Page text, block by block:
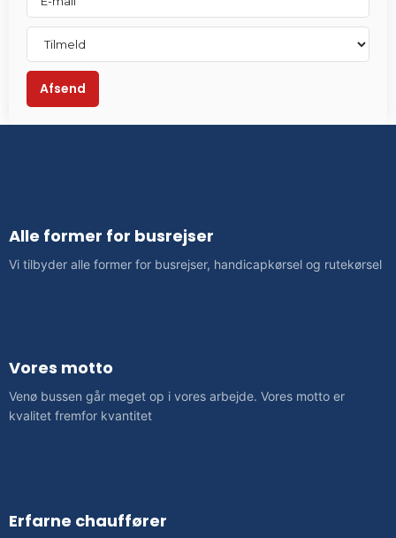
Alle former for busrejser
​Vi tilbyder alle former for busrejser, handicapkørsel og rutekørsel
Vores motto
Venø bussen går meget op i vores arbejde. Vores motto er
kvalitet fremfor kvantitet
Erfarne chauffører